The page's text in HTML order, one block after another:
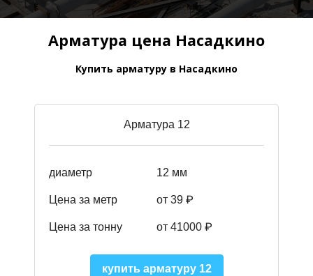
Арматура цена Насадкино
Купить арматуру в Насадкино
Арматура 12
диаметр 12 мм
Цена за метр от 39 ₽
Цена за тонну от 41000 ₽
купить арматуру 12